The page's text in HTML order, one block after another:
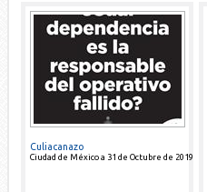
Culiacanazo
Ciudad de México a 31 de Octubre de 2019